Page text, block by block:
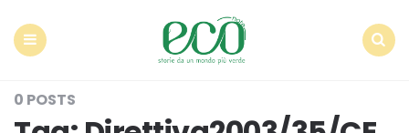
0 POSTS